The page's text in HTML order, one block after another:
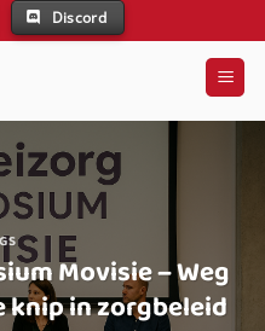
Discord
Movisie – Weg
in zorgbeleid